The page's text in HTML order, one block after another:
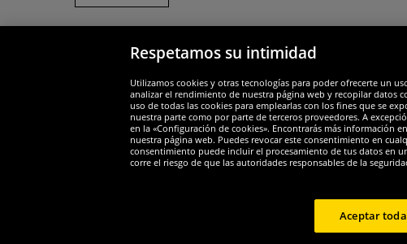
Widerruf
Respetamos su intimidad
Utilizamos cookies y otras tecnologías para poder ofrecerte un
analizar el rendimiento de nuestra página web y recopilar datos
uso de todas las cookies para emplearlas con los fines que se
nuestra parte como por parte de terceros proveedores. A
en la «Configuración de cookies». Encontrarás más información
nuestra página web. Puedes revocar este consentimiento en
consentimiento puede incluir el procesamiento de tus datos en
corre el riesgo de que las autoridades responsables de la
Aceptar